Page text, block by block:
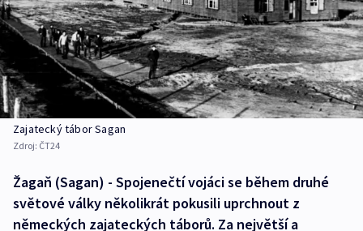
Zajatecký tábor Sagan
Zdroj: ČT24
Žagaň (Sagan) - Spojenečtí vojáci se během druhé
světové války několikrát pokusili uprchnout z
německých zajateckých táborů. Za největší a